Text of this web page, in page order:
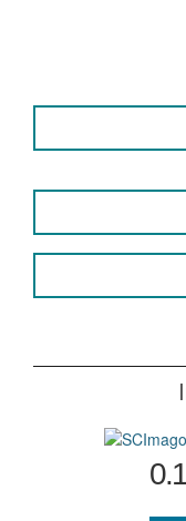
0.1